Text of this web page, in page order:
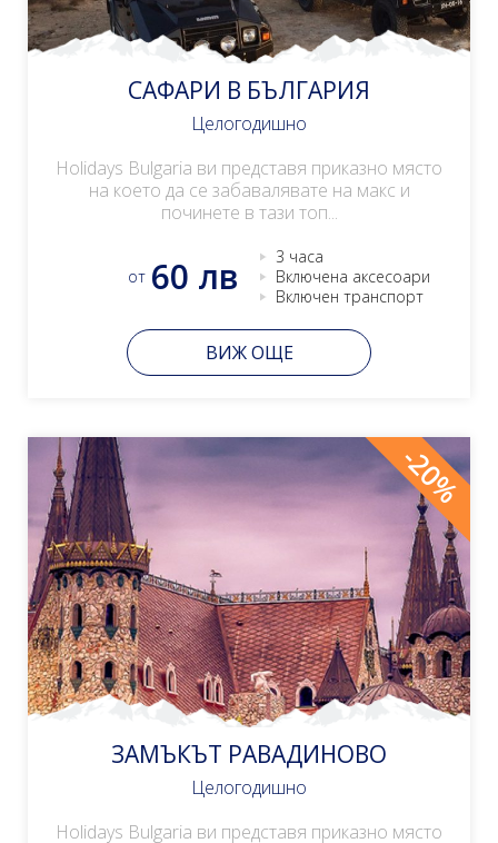
САФАРИ В БЪЛГАРИЯ
Целогодишно
Holidays Bulgaria ви представя приказно място
на което да се забавалявате на макс и
починете в тази топ...
от 60 лв
3 часа
Включена аксесоари
Включен транспорт
ВИЖ ОЩЕ
-20%
ЗАМЪКЪТ РАВАДИНОВО
Целогодишно
Holidays Bulgaria ви представя приказно място